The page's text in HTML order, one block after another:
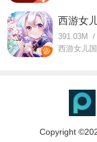
西游女
391.03M /
Copyright